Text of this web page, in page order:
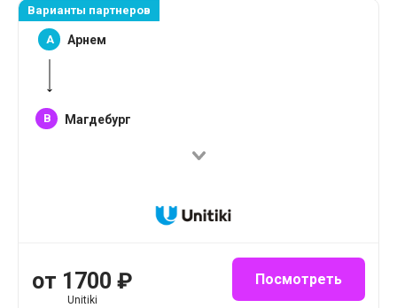
Варианты партнеров
A Арнем
B Магдебург
от 1700 ₽
Unitiki
Посмотреть